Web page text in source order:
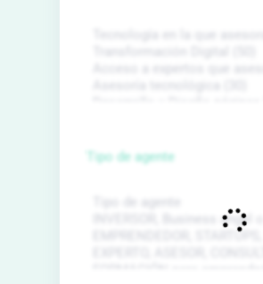
Tipo de agente